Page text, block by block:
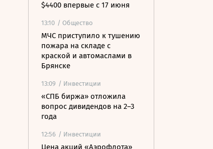
$4400 впервые с 17 июня
13:10 / Общество
МЧС приступило к тушению
пожара на складе с
краской и автомаслами в
Брянске
13:09 / Инвестиции
«СПБ биржа» отложила
вопрос дивидендов на 2–3
года
12:56 / Инвестиции
Цена акций «Аэрофлота»